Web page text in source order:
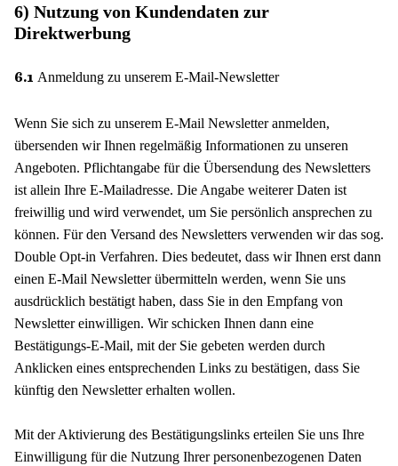
6) Nutzung von Kundendaten zur
Direktwerbung
6.1 Anmeldung zu unserem E-Mail-Newsletter
Wenn Sie sich zu unserem E-Mail Newsletter anmelden,
übersenden wir Ihnen regelmäßig Informationen zu unseren
Angeboten. Pflichtangabe für die Übersendung des Newsletters
ist allein Ihre E-Mailadresse. Die Angabe weiterer Daten ist
freiwillig und wird verwendet, um Sie persönlich ansprechen zu
können. Für den Versand des Newsletters verwenden wir das sog.
Double Opt-in Verfahren. Dies bedeutet, dass wir Ihnen erst dann
einen E-Mail Newsletter übermitteln werden, wenn Sie uns
ausdrücklich bestätigt haben, dass Sie in den Empfang von
Newsletter einwilligen. Wir schicken Ihnen dann eine
Bestätigungs-E-Mail, mit der Sie gebeten werden durch
Anklicken eines entsprechenden Links zu bestätigen, dass Sie
künftig den Newsletter erhalten wollen.
Mit der Aktivierung des Bestätigungslinks erteilen Sie uns Ihre
Einwilligung für die Nutzung Ihrer personenbezogenen Daten